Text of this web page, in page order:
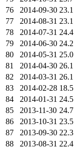
76
2014-09-30 23.1
77
2014-08-31 23.1
78
2014-07-31 24.4
79
2014-06-30 24.2
80
2014-05-31 25.0
81
2014-04-30 26.1
82
2014-03-31 26.1
83
2014-02-28 18.5
84
2014-01-31 24.5
85
2013-11-30 24.7
86
2013-10-31 23.5
87
2013-09-30 22.3
88
2013-08-31 22.4